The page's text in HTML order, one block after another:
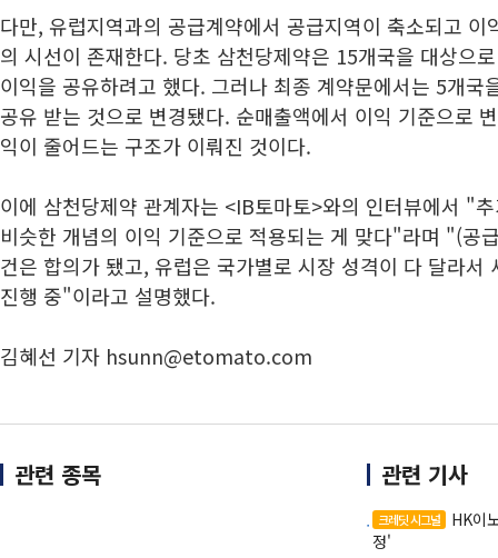
다만, 유럽지역과의 공급계약에서 공급지역이 축소되고 이
의 시선이 존재한다. 당초 삼천당제약은 15개국을 대상으
이익을 공유하려고 했다. 그러나 최종 계약문에서는 5개
공유 받는 것으로 변경됐다. 순매출액에서 이익 기준으로
익이 줄어드는 구조가 이뤄진 것이다.
이에 삼천당제약 관계자는 <IB토마토>와의 인터뷰에서 "
비슷한 개념의 이익 기준으로 적용되는 게 맞다"라며 "(공
건은 합의가 됐고, 유럽은 국가별로 시장 성격이 다 달라서
진행 중"이라고 설명했다.
김혜선 기자 hsunn@etomato.com
관련 종목 관련 기사
크레딧 시그널
HK이
정'